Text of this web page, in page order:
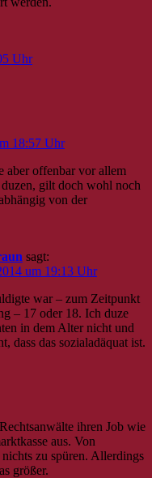
Uhr
18:57 Uhr
aber offenbar vor allem
gilt doch wohl noch
von der
sagt:
um 19:13 Uhr
war – zum Zeitpunkt
– 17 oder 18. Ich duze
in dem Alter nicht und
dass das sozialadäquat ist.
ihren Job wie
aus. Von
zu spüren. Allerdings
größer.